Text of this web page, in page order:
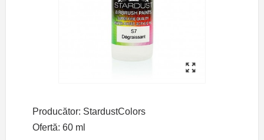
Producător: StardustColors
Ofertă: 60 ml